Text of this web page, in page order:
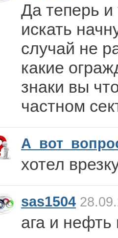
Да теперь и
искать
случай не
какие
знаки вы
частном
хотел
sas1504
ага и нефть